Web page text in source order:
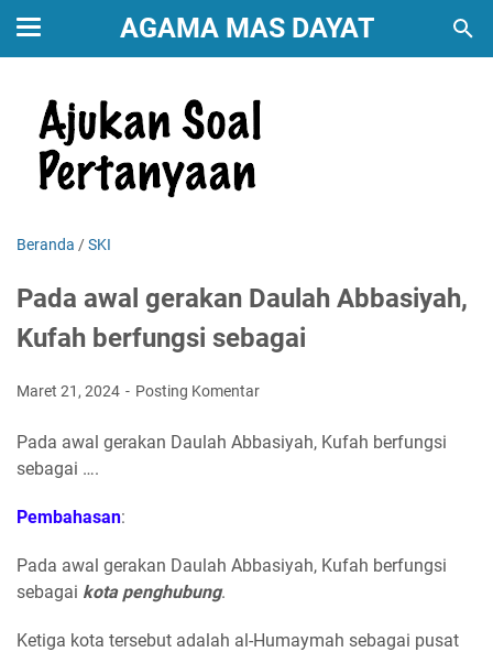
AGAMA MAS DAYAT
Beranda /SKI
Pada awal gerakan Daulah Abbasiyah,
Kufah berfungsi sebagai
Maret 21, 2024 Posting Komentar
Pada awal gerakan Daulah Abbasiyah, Kufah berfungsi
sebagai ….
Pembahasan:
Pada awal gerakan Daulah Abbasiyah, Kufah berfungsi
sebagai kota penghubung.
Ketiga kota tersebut adalah al-Humaymah sebagai pusat